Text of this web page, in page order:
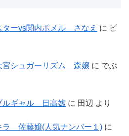
ーvs関内ポメル さなえ に ピ
シュガーリズム 森嬢 に でぶ
ルギャル 日高嬢 に 田辺 より
佐藤嬢(人気ナンバー１) に